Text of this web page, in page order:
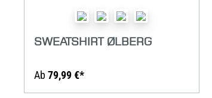
SWEATSHIRT ØLBERG
Ab 79,99 €*